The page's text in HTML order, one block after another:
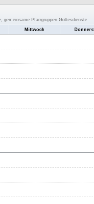
gemeinsame Pfarrgruppen Gottesdienste
Mittwoch